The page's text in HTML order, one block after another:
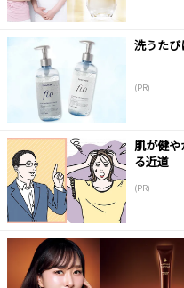
洗うた
(PR)
肌が健
る近道
(PR)